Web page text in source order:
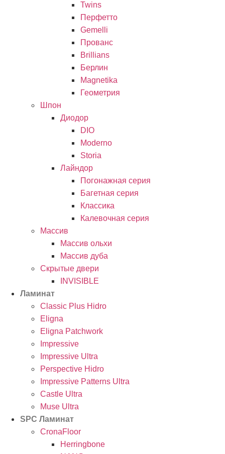
Twins
Перфетто
Gemelli
Прованс
Brillians
Берлин
Magnetika
Геометрия
Шпон
Диодор
DIO
Moderno
Storia
Лайндор
Погонажная серия
Багетная серия
Классика
Калевочная серия
Массив
Массив ольхи
Массив дуба
Скрытые двери
INVISIBLE
Ламинат
Classic Plus Hidro
Eligna
Eligna Patchwork
Impressive
Impressive Ultra
Perspective Hidro
Impressive Patterns Ultra
Castle Ultra
Muse Ultra
SPC Ламинат
CronaFloor
Herringbone